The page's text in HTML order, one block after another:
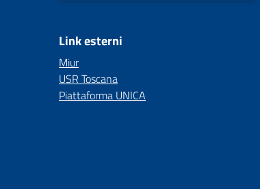
Link esterni
Miur
USR Toscana
Piattaforma UNICA